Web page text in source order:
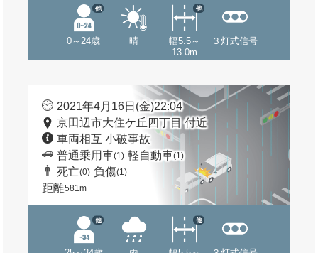
0～24歳
他
晴
幅5.5～
13.0m
他
３灯式信号
2021年4月16日(金)22:04
京田辺市大住ケ丘四丁目 付近
車両相互 小破事故
普通乗用車(1) 軽自動車(1)
死亡(0) 負傷(1)
距離581m
他 他